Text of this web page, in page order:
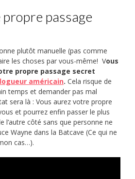
passage
plutôt manuelle (pas comme
les choses par vous-même! Vous
propre passage secret
américain. Cela risque de
temps et demander pas mal
sera là : Vous aurez votre propre
et pourrez enfin passer le plus
l’autre côté sans que personne ne
Wayne dans la Batcave (Ce qui ne
cas…).